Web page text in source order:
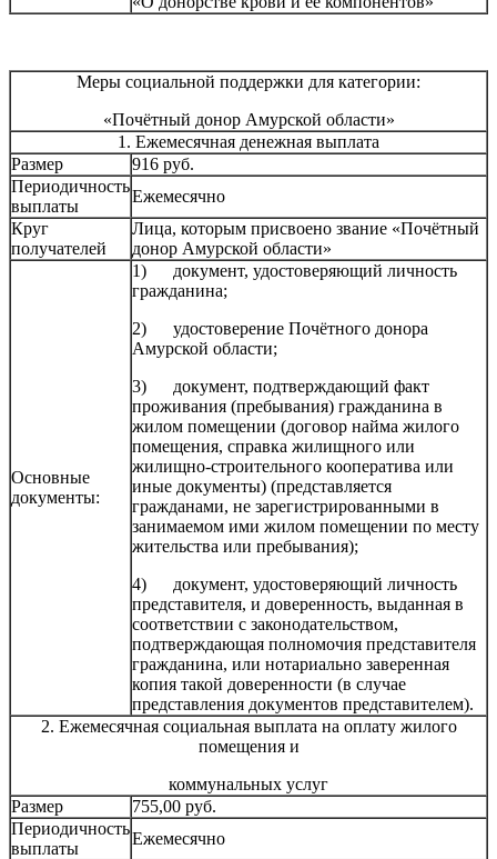
Меры социальной поддержки для категории:
«Почётный донор Амурской области»
1. Ежемесячная денежная выплата
Размер
916 руб.
Периодичность
выплаты
Ежемесячно
Круг
получателей
Лица, которым присвоено звание «Почётный
донор Амурской области»
Основные
документы:
1) документ, удостоверяющий личность
гражданина;
2) удостоверение Почётного донора
Амурской области;
3) документ, подтверждающий факт
проживания (пребывания) гражданина в
жилом помещении (договор найма жилого
помещения, справка жилищного или
жилищно-строительного кооператива или
иные документы) (представляется
гражданами, не зарегистрированными в
занимаемом ими жилом помещении по месту
жительства или пребывания);
4) документ, удостоверяющий личность
представителя, и доверенность, выданная в
соответствии с законодательством,
подтверждающая полномочия представителя
гражданина, или нотариально заверенная
копия такой доверенности (в случае
представления документов представителем).
2. Ежемесячная социальная выплата на оплату жилого
помещения и
коммунальных услуг
Размер
755,00 руб.
Периодичность
выплаты
Ежемесячно